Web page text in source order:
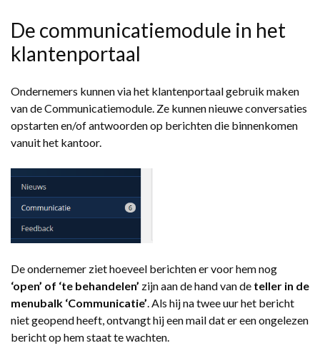
De communicatiemodule in het
klantenportaal
Ondernemers kunnen via het klantenportaal gebruik maken
van de Communicatiemodule. Ze kunnen nieuwe conversaties
opstarten en/of antwoorden op berichten die binnenkomen
vanuit het kantoor.
De ondernemer ziet hoeveel berichten er voor hem nog
‘open’ of ‘te behandelen’ zijn aan de hand van de teller in de
menubalk ‘Communicatie’ . Als hij na twee uur het bericht
niet geopend heeft, ontvangt hij een mail dat er een ongelezen
bericht op hem staat te wachten.